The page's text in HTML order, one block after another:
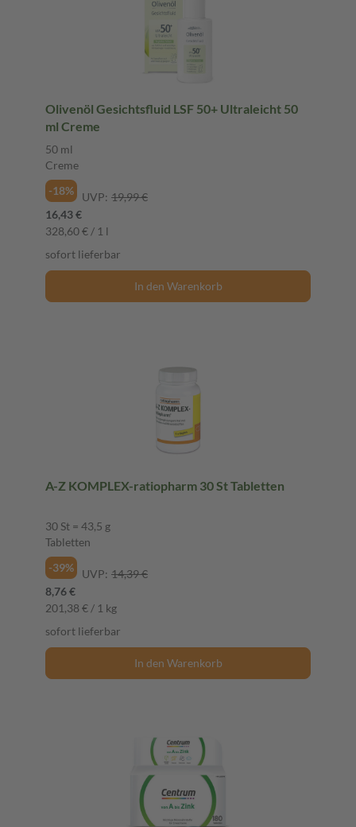
Olivenöl Gesichtsfluid LSF 50+ Ultraleicht 50
ml Creme
50 ml
Creme
-18%
UVP: 19,99 €
16,43 €
328,60 € / 1 l
sofort lieferbar
In den Warenkorb
A-Z KOMPLEX-ratiopharm 30 St Tabletten
30 St = 43,5 g
Tabletten
-39%
UVP: 14,39 €
8,76 €
201,38 € / 1 kg
sofort lieferbar
In den Warenkorb